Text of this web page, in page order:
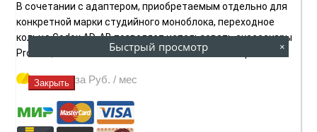
В сочетании с адаптером, приобретаемым отдельно для
конкретной марки студийного моноблока, переходное
кольцо Godox AD-AB позволяет использовать аксессуары
Profoto, Broncolor и Elinchrom на вспышке AD300pro.
Купить за Руб. / мес
Быстрый просмотр ×
Закрыть